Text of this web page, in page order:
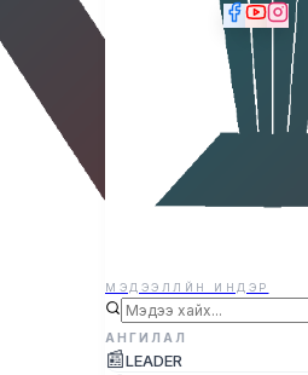
МЭДЭЭЛЛЙН ИНДЭР
АНГИЛАЛ
📰LEADER